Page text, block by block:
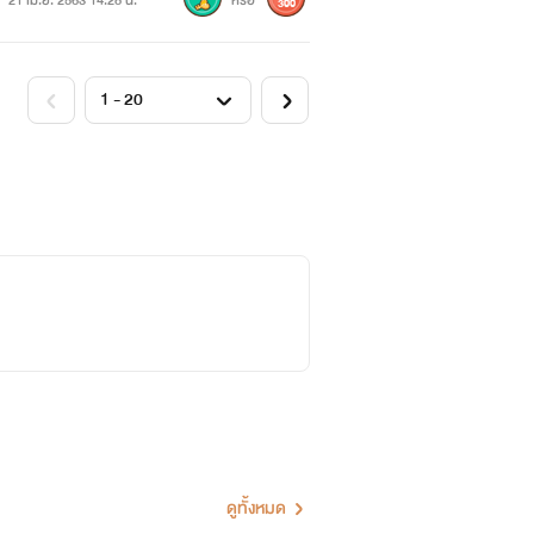
ดูทั้งหมด